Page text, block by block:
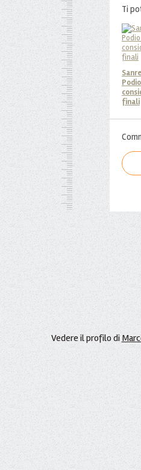
Ti
finali
Vedere il profilo di